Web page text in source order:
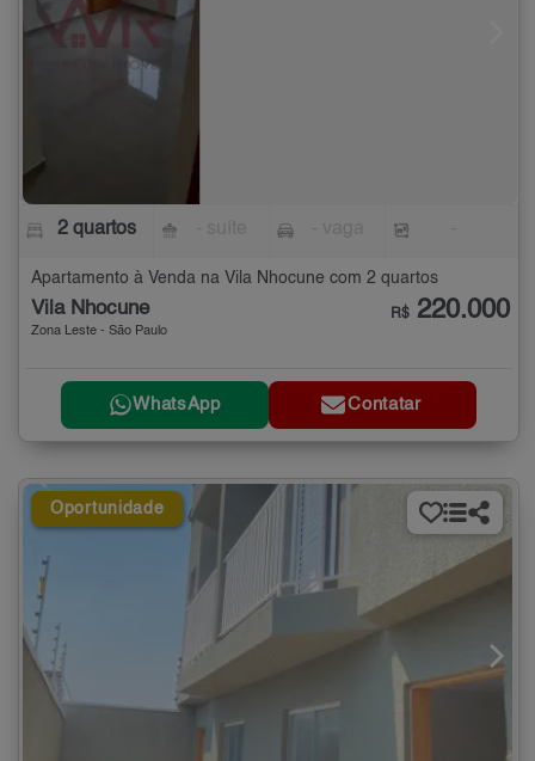
2 quartos
Apartamento à Venda na Vila Nhocune com 2 quartos
Vila Nhocune
Zona Leste - São Paulo
R$ 220.000
WhatsApp Contatar
Oportunidade